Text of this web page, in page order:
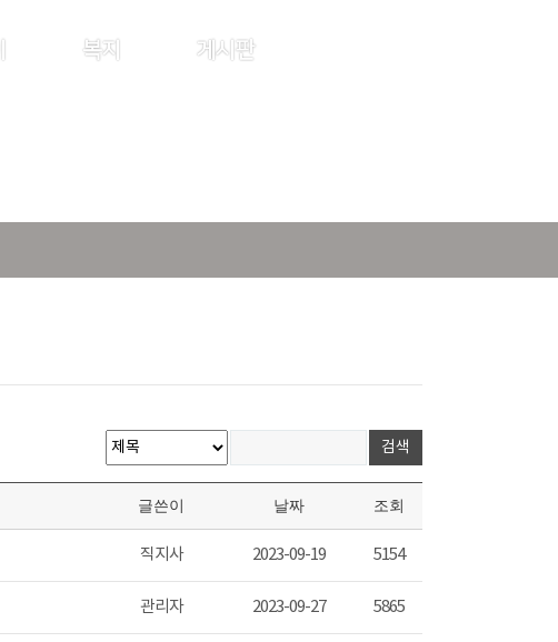
복지 게시판
글쓴이 날짜 조회
직지사 2023-09-19 5154
관리자 2023-09-27 5865